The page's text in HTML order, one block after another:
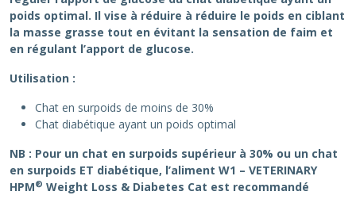
poids optimal. Il vise à réduire à réduire le poids en ciblant
la masse grasse tout en évitant la sensation de faim et
en régulant l’apport de glucose.
Utilisation :
Chat en surpoids de moins de 30%
Chat diabétique ayant un poids optimal
NB : Pour un chat en surpoids supérieur à 30% ou un chat
en surpoids ET diabétique, l’aliment W1 – VETERINARY
HPM® Weight Loss & Diabetes Cat est recommandé